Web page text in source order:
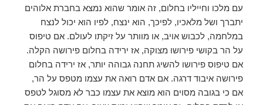
עם מלכו וחייליו בחלום, זה אומר שהוא נמצא בחברת אלוהים
יתברך ושל מלאכיו, לפיכך, הוא ינצח, לפיו הוא יכול לנצח
במלחמה, לכבוש אויב, או מוותר על זיקתו לעולם. אם טיפוס
על הר בקושי פירושו מצוקה, אז ירידה בחלום פירושה הקלה.
אם טיפוס פירושו להשיג תחנה גבוהה יותר, אז ירידה בחלום
פירושה איבוד דרגה. אם אדם רואה את עצמו מטפס על הר,
אם כי בגובה מסוים הוא מוצא את עצמו כבר לא מסוגל לטפס